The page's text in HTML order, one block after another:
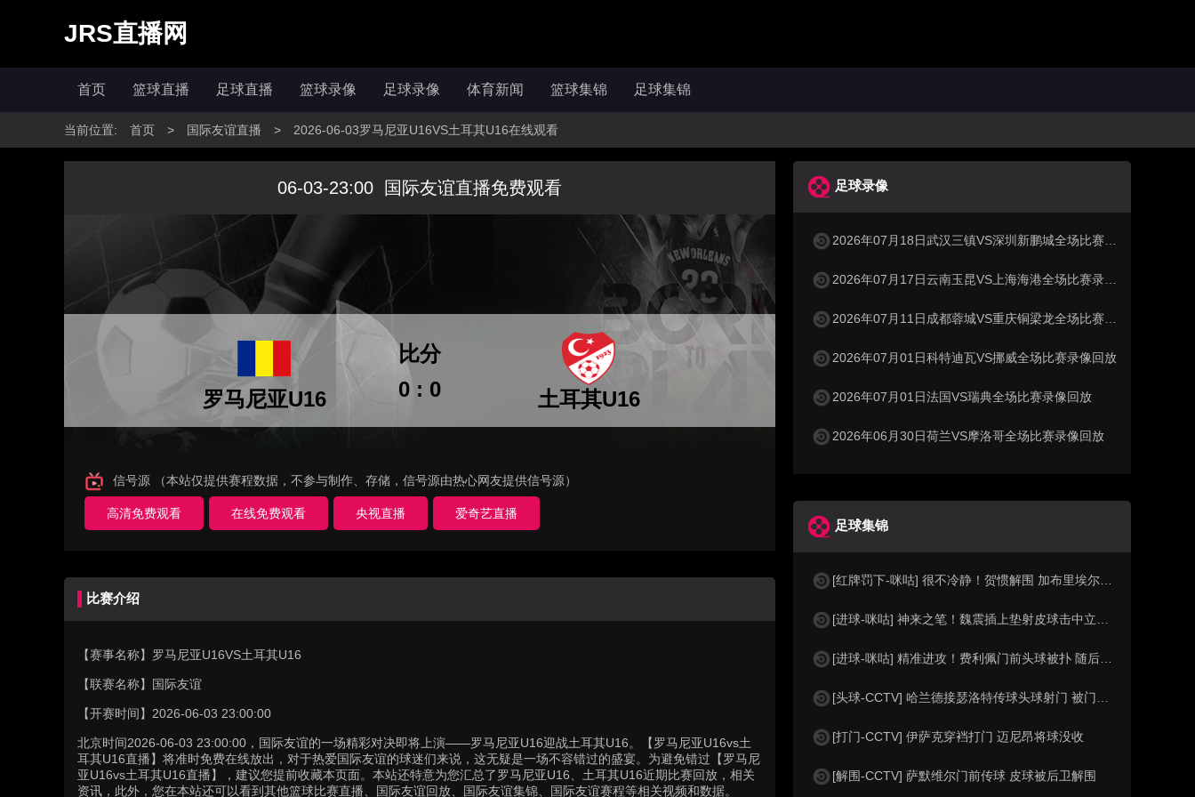
JRS直播网
首页 篮球直播 足球直播 篮球录像 足球录像 体育新闻 篮球集锦 足球集锦
当前位置: 首页 > 国际友谊直播 > 2026-06-03罗马尼亚U16VS土耳其U16在线观看
06-03-23:00 国际友谊直播免费观看
罗马尼亚U16 0 : 0
比分
土耳其U16
信号源 （本站仅提供赛程数据，不参与制作、存储，信号源由热心网友提供信号源）
高清免费观看 在线免费观看 央视直播 爱奇艺直播
比赛介绍
【赛事名称】 罗马尼亚U16VS土耳其U16
【联赛名称】 国际友谊
【开赛时间】 2026-06-03 23:00:00
北京时间2026-06-03 23:00:00，国际友谊的一场精彩对决即将上演——罗马尼亚U16迎战土耳其U16。【罗马尼亚U16vs土
耳其U16直播】将准时免费在线放出，对于热爱国际友谊的球迷们来说，这无疑是一场不容错过的盛宴。为避免错过【罗马尼
亚U16vs土耳其U16直播】，建议您提前收藏本页面。本站还特意为您汇总了罗马尼亚U16、土耳其U16近期比赛回放，相关
资讯，此外，您在本站还可以看到其他篮球比赛直播、国际友谊回放、国际友谊集锦、国际友谊赛程等相关视频和数据。
足球录像
2026年07月18日武汉三镇VS深圳新鹏城全场比赛录像回放
2026年07月17日云南玉昆VS上海海港全场比赛录像回放
2026年07月11日成都蓉城VS重庆铜梁龙全场比赛录像回放
2026年07月01日科特迪瓦VS挪威全场比赛录像回放
2026年07月01日法国VS瑞典全场比赛录像回放
2026年06月30日荷兰VS摩洛哥全场比赛录像回放
足球集锦
[红牌罚下-咪咕] 很不冷静！贺惯解围 加布里埃尔亮鞋钉染红
[进球-咪咕] 神来之笔！魏震插上垫射皮球击中立柱弹入网窝
[进球-咪咕] 精准进攻！费利佩门前头球被扑 随后补射破门
[头球-CCTV] 哈兰德接瑟洛特传球头球射门 被门将没收
[打门-CCTV] 伊萨克穿裆打门 迈尼昂将球没收
[解围-CCTV] 萨默维尔门前传球 皮球被后卫解围